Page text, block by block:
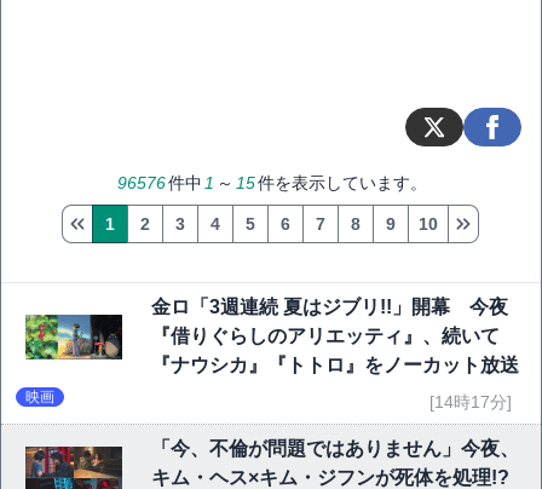
96576件中 1 ～ 15件を表示しています。
1 2 3 4 5 6 7 8 9 10
金ロ「3週連続 夏はジブリ!!」開幕 今夜
『借りぐらしのアリエッティ』、続いて
『ナウシカ』『トトロ』をノーカット放送
映画 [14時17分]
「今、不倫が問題ではありません」今夜、
キム・ヘス×キム・ジフンが死体を処理!?